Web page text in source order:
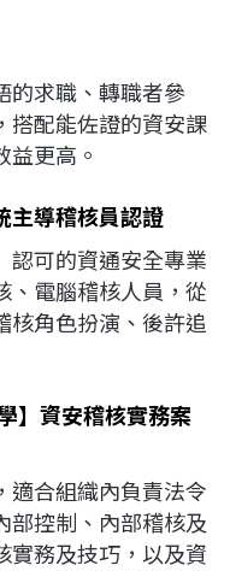
的求職、轉職者參
搭配能佐證的資安課
更高。
主導稽核員認證
認可的資通安全專業
、電腦稽核人員，從
核角色扮演、後許追
】資安稽核實務案
適合組織內負責法令
部控制、內部稽核及
實務及技巧，以及資